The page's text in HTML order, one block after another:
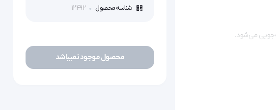
شناسه محصول 12492
محصول موجود نمیباشد